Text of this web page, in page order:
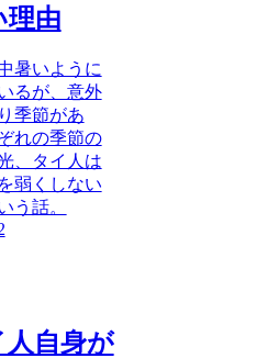
理由
暑いように
るが、意外
季節があ
れの季節の
、タイ人は
弱くしない
う話。
人自身が